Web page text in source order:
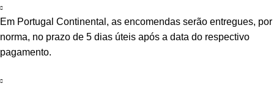
Em Portugal Continental, as encomendas serão entregues, por
norma, no prazo de 5 dias úteis após a data do respectivo
pagamento.